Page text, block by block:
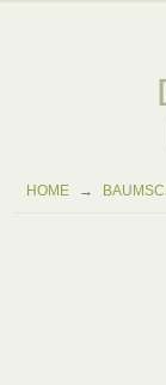
HOME →